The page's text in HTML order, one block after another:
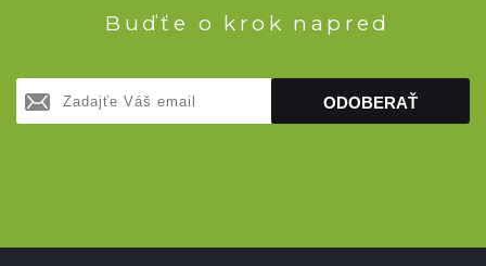
Buďťe o krok napred
ODOBERAŤ